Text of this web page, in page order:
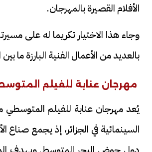
الأفلام القصيرة بالمهرجان.
وجاء هذا الاختيار تكريما له على
بالعديد من الأعمال الفنية البارزة ما بين
مهرجان عنابة للفيلم
يُعد مهرجان عنابة للفيلم المتوسطي
السينمائية في الجزائر، إذ يجمع صناع